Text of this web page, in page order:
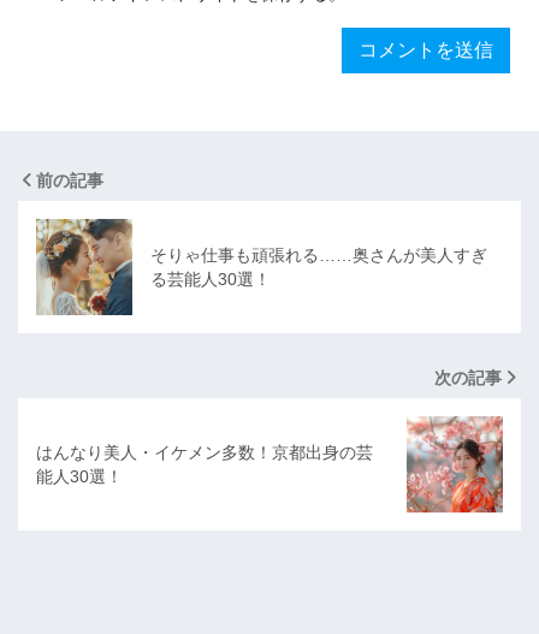
前の記事
そりゃ仕事も頑張れる……奥さんが美人すぎ
る芸能人30選！
次の記事
はんなり美人・イケメン多数！京都出身の芸
能人30選！